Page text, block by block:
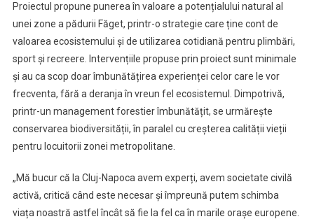
Proiectul propune punerea în valoare a potențialului natural al
unei zone a pădurii Făget, printr-o strategie care ține cont de
valoarea ecosistemului și de utilizarea cotidiană pentru plimbări,
sport și recreere. Intervențiile propuse prin proiect sunt minimale
și au ca scop doar îmbunătățirea experienței celor care le vor
frecventa, fără a deranja în vreun fel ecosistemul. Dimpotrivă,
printr-un management forestier îmbunătățit, se urmărește
conservarea biodiversității, în paralel cu creșterea calității vieții
pentru locuitorii zonei metropolitane.
„Mă bucur că la Cluj-Napoca avem experți, avem societate civilă
activă, critică când este necesar și împreună putem schimba
viața noastră astfel încât să fie la fel ca în marile orașe europene.